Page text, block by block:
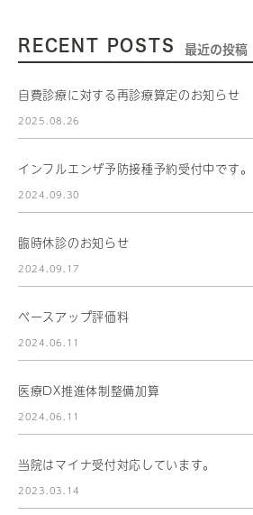
RECENT POSTS 最近の投稿
自費診療に対する再診療算定のお知らせ
2025.08.26
インフルエンザ予防接種予約受付中です。
2024.09.30
臨時休診のお知らせ
2024.09.17
ベースアップ評価料
2024.06.11
医療DX推進体制整備加算
2024.06.11
当院はマイナ受付対応しています。
2023.03.14